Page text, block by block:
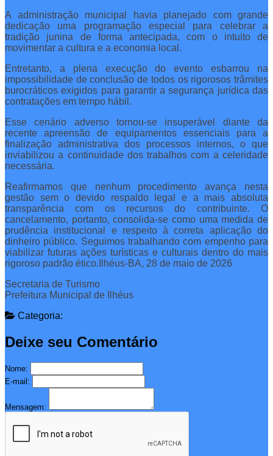
A administração municipal havia planejado com grande
dedicação uma programação especial para celebrar a
tradição junina de forma antecipada, com o intuito de
movimentar a cultura e a economia local.
Entretanto, a plena execução do evento esbarrou na
impossibilidade de conclusão de todos os rigorosos trâmites
burocráticos exigidos para garantir a segurança jurídica das
contratações em tempo hábil.
Esse cenário adverso tornou-se insuperável diante da
recente apreensão de equipamentos essenciais para a
finalização administrativa dos processos internos, o que
inviabilizou a continuidade dos trabalhos com a celeridade
necessária.
Reafirmamos que nenhum procedimento avança nesta
gestão sem o devido respaldo legal e a mais absoluta
transparência com os recursos do contribuinte. O
cancelamento, portanto, consolida-se como uma medida de
prudência institucional e respeito à correta aplicação do
dinheiro público. Seguimos trabalhando com empenho para
viabilizar futuras ações turísticas e culturais dentro do mais
rigoroso padrão ético.Ilhéus-BA, 28 de maio de 2026
Secretaria de Turismo
Prefeitura Municipal de Ilhéus
Categoria:
Deixe seu Comentário
Nome:
E-mail:
Mensagem: